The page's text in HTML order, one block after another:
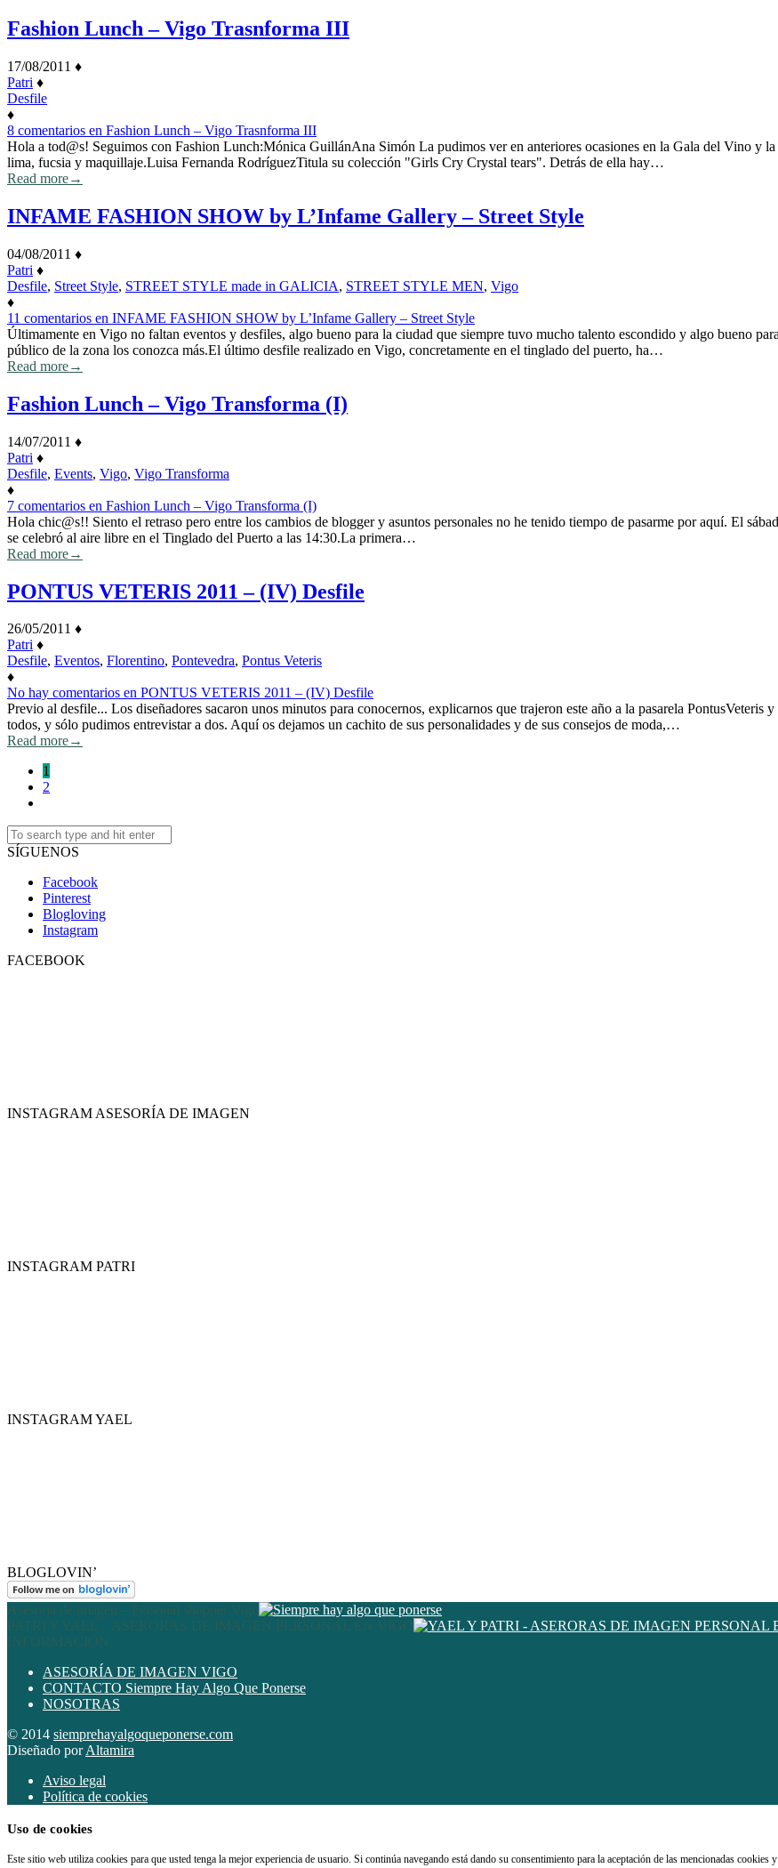
Fashion Lunch – Vigo Trasnforma III
17/08/2011 ♦
Patri ♦
Desfile
♦
8 comentarios en Fashion Lunch – Vigo Trasnforma III
Hola a tod@s! Seguimos con Fashion Lunch:Mónica GuillánAna Simón La pudimos ver en anteriores ocasiones en la Gala del Vino y
lima, fucsia y maquillaje.Luisa Fernanda RodríguezTitula su colección "Girls Cry Crystal tears". Detrás de ella hay…
Read more→
INFAME FASHION SHOW by L’Infame Gallery – Street Style
04/08/2011 ♦
Patri ♦
Desfile, Street Style, STREET STYLE made in GALICIA, STREET STYLE MEN, Vigo
♦
11 comentarios en INFAME FASHION SHOW by L’Infame Gallery – Street Style
Últimamente en Vigo no faltan eventos y desfiles, algo bueno para la ciudad que siempre tuvo mucho talento escondido y algo bueno
público de la zona los conozca más.El último desfile realizado en Vigo, concretamente en el tinglado del puerto, ha…
Read more→
Fashion Lunch – Vigo Transforma (I)
14/07/2011 ♦
Patri ♦
Desfile, Events, Vigo, Vigo Transforma
♦
7 comentarios en Fashion Lunch – Vigo Transforma (I)
Hola chic@s!! Siento el retraso pero entre los cambios de blogger y asuntos personales no he tenido tiempo de pasarme por aquí. El
se celebró al aire libre en el Tinglado del Puerto a las 14:30.La primera…
Read more→
PONTUS VETERIS 2011 – (IV) Desfile
26/05/2011 ♦
Patri ♦
Desfile, Eventos, Florentino, Pontevedra, Pontus Veteris
♦
No hay comentarios en PONTUS VETERIS 2011 – (IV) Desfile
Previo al desfile... Los diseñadores sacaron unos minutos para conocernos, explicarnos que trajeron este año a la pasarela PontusVeteris
todos, y sólo pudimos entrevistar a dos. Aquí os dejamos un cachito de sus personalidades y de sus consejos de moda,…
Read more→
1
2
SÍGUENOS
Facebook
Pinterest
Blogloving
Instagram
FACEBOOK
INSTAGRAM ASESORÍA DE IMAGEN
INSTAGRAM PATRI
INSTAGRAM YAEL
BLOGLOVIN’
Asesoría de imagen – Personal shopper Vigo
PATRI Y YAEL – ASERORAS DE IMAGEN PERSONAL EN VIGO
INFORMACIÓN
ASESORÍA DE IMAGEN VIGO
CONTACTO Siempre Hay Algo Que Ponerse
NOSOTRAS
© 2014 siemprehayalgoqueponerse.com
Diseñado porAltamira
Aviso legal
Política de cookies
Uso de cookies
Este sitio web utiliza cookies para que usted tenga la mejor experiencia de usuario. Si continúa navegando está dando su consentimiento para la aceptación de las mencionadas cookies